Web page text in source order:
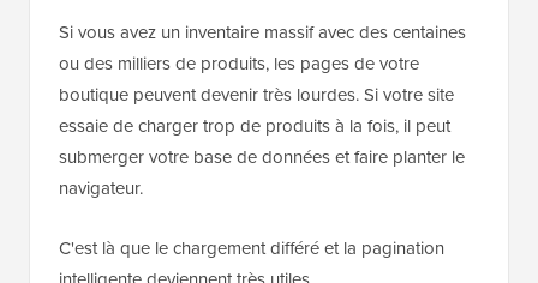
Si vous avez un inventaire massif avec des centaines
ou des milliers de produits, les pages de votre
boutique peuvent devenir très lourdes. Si votre site
essaie de charger trop de produits à la fois, il peut
submerger votre base de données et faire planter le
navigateur.
C'est là que le chargement différé et la pagination